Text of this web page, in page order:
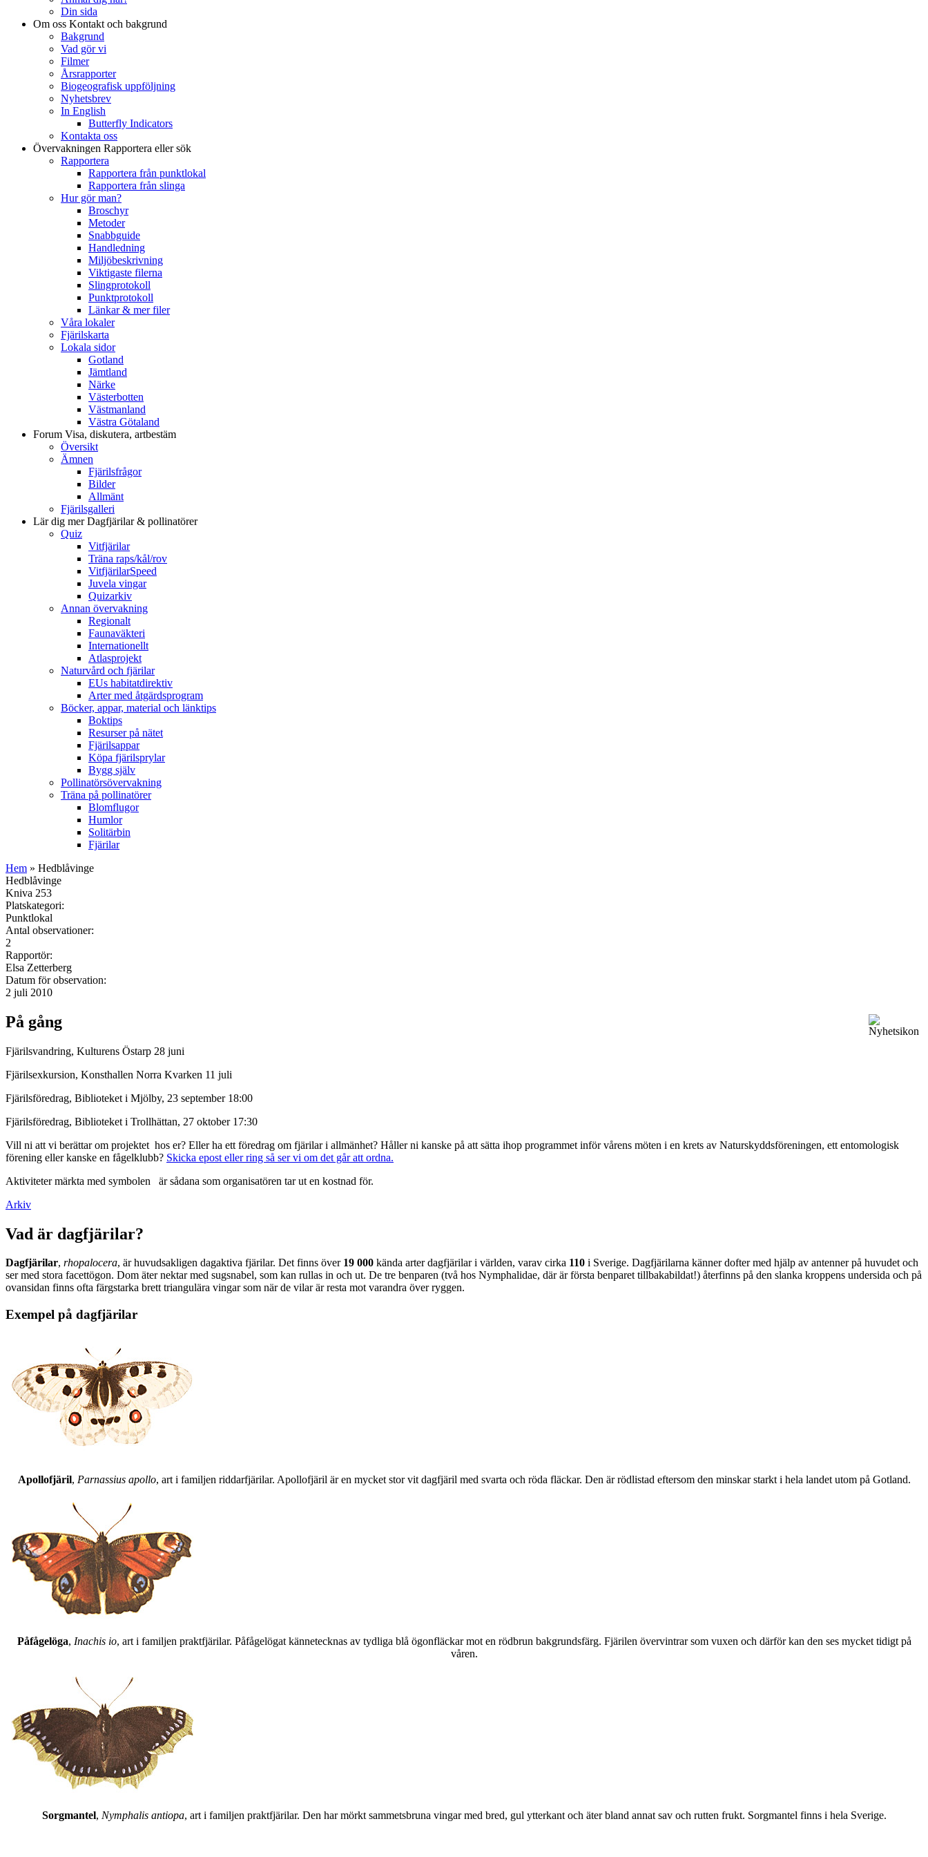
Din sida
Om oss Kontakt och bakgrund
Bakgrund
Vad gör vi
Filmer
Årsrapporter
Biogeografisk uppföljning
Nyhetsbrev
In English
Butterfly Indicators
Kontakta oss
Övervakningen Rapportera eller sök
Rapportera
Rapportera från punktlokal
Rapportera från slinga
Hur gör man?
Broschyr
Metoder
Snabbguide
Handledning
Miljöbeskrivning
Viktigaste filerna
Slingprotokoll
Punktprotokoll
Länkar & mer filer
Våra lokaler
Fjärilskarta
Lokala sidor
Gotland
Jämtland
Närke
Västerbotten
Västmanland
Västra Götaland
Forum Visa, diskutera, artbestäm
Översikt
Ämnen
Fjärilsfrågor
Bilder
Allmänt
Fjärilsgalleri
Lär dig merDagfjärilar & pollinatörer
Quiz
Vitfjärilar
Träna raps/kål/rov
VitfjärilarSpeed
Juvela vingar
Quizarkiv
Annan övervakning
Regionalt
Faunaväkteri
Internationellt
Atlasprojekt
Naturvård och fjärilar
EUs habitatdirektiv
Arter med åtgärdsprogram
Böcker, appar, material och länktips
Boktips
Resurser på nätet
Fjärilsappar
Köpa fjärilsprylar
Bygg själv
Pollinatörsövervakning
Träna på pollinatörer
Blomflugor
Humlor
Solitärbin
Fjärilar
Hem » Hedblåvinge
Hedblåvinge
Kniva 253
Platskategori:
Punktlokal
Antal observationer:
2
Rapportör:
Elsa Zetterberg
Datum för observation:
2 juli 2010
På gång
Fjärilsvandring, Kulturens Östarp 28 juni
Fjärilsexkursion, Konsthallen Norra Kvarken 11 juli
Fjärilsföredrag, Biblioteket i Mjölby, 23 september 18:00
Fjärilsföredrag, Biblioteket i Trollhättan, 27 oktober 17:30
Vill ni att vi berättar om projektet hos er? Eller ha ett föredrag om fjärilar i allmänhet? Håller ni kanske på att sätta ihop programmet inför vårens möten i en krets av Naturskyddsföreningen, ett entomologisk
förening eller kanske en fågelklubb? Skicka epost eller ring så ser vi om det går att ordna.
Aktiviteter märkta med symbolen
är sådana som organisatören tar ut en kostnad för.
Arkiv
Vad är dagfjärilar?
Dagfjärilar, rhopalocera, är huvudsakligen dagaktiva fjärilar. Det finns över 19 000 kända arter dagfjärilar i världen, varav cirka 110 i Sverige. Dagfjärilarna känner dofter med hjälp av antenner på huvudet och
ser med stora facettögon. Dom äter nektar med sugsnabel, som kan rullas in och ut. De tre benparen (två hos Nymphalidae, där är första benparet tillbakabildat!) återfinns på den slanka kroppens undersida och på
ovansidan finns ofta färgstarka brett triangulära vingar som när de vilar är resta mot varandra över ryggen.
Exempel på dagfjärilar
Apollofjäril, Parnassius apollo, art i familjen riddarfjärilar. Apollofjäril är en mycket stor vit dagfjäril med svarta och röda fläckar. Den är rödlistad eftersom den minskar starkt i hela landet utom på Gotland.
Påfågelöga, Inachis io, art i familjen praktfjärilar. Påfågelögat kännetecknas av tydliga blå ögonfläckar mot en rödbrun bakgrundsfärg. Fjärilen övervintrar som vuxen och därför kan den ses mycket tidigt på
våren.
Sorgmantel, Nymphalis antiopa, art i familjen praktfjärilar. Den har mörkt sammetsbruna vingar med bred, gul ytterkant och äter bland annat sav och rutten frukt. Sorgmantel finns i hela Sverige.